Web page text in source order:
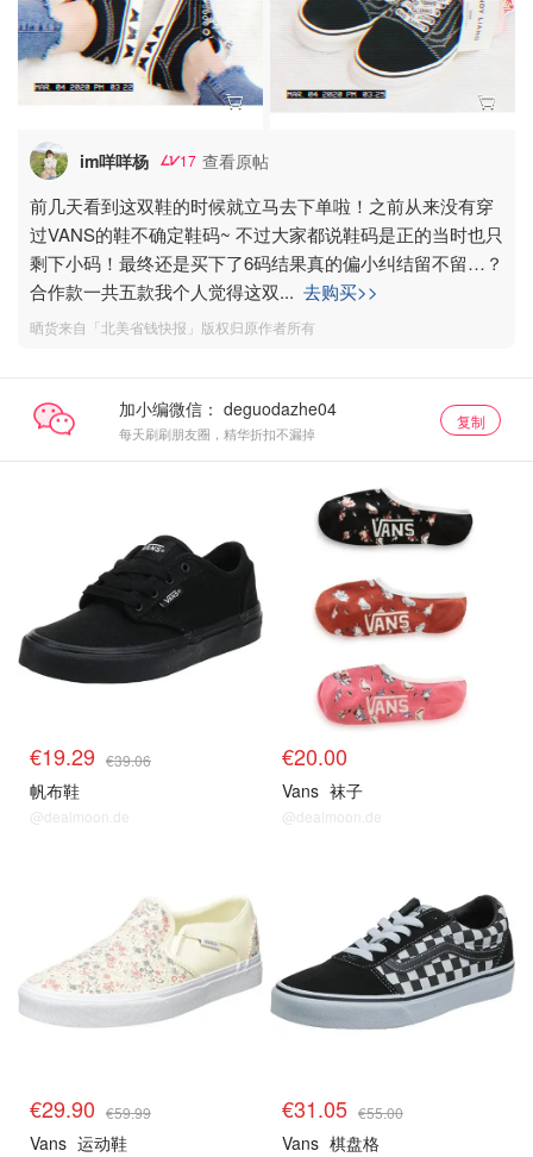
im咩咩杨 17 查看原帖
前几天看到这双鞋的时候就立马去下单啦！之前从来没有穿
过VANS的鞋不确定鞋码~ 不过大家都说鞋码是正的当时也只
剩下小码！最终还是买下了6码结果真的偏小纠结留不留…？
合作款一共五款我个人觉得这双... 去购买>>
晒货来自「北美省钱快报」版权归原作者所有
加小编微信：
每天刷刷朋友圈，精华折扣不漏掉
复制
€19.29 €39.06
帆布鞋
@dealmoon.de
€20.00
Vans 袜子
@dealmoon.de
€29.90 €59.99
Vans 运动鞋
€31.05 €55.00
Vans 棋盘格